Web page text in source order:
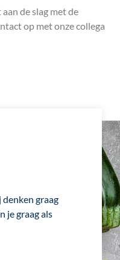
de slag met de
op met onze collega
graag
je graag als